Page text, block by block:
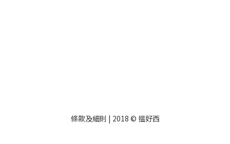
條款及細則 | 2018 © 揾好西